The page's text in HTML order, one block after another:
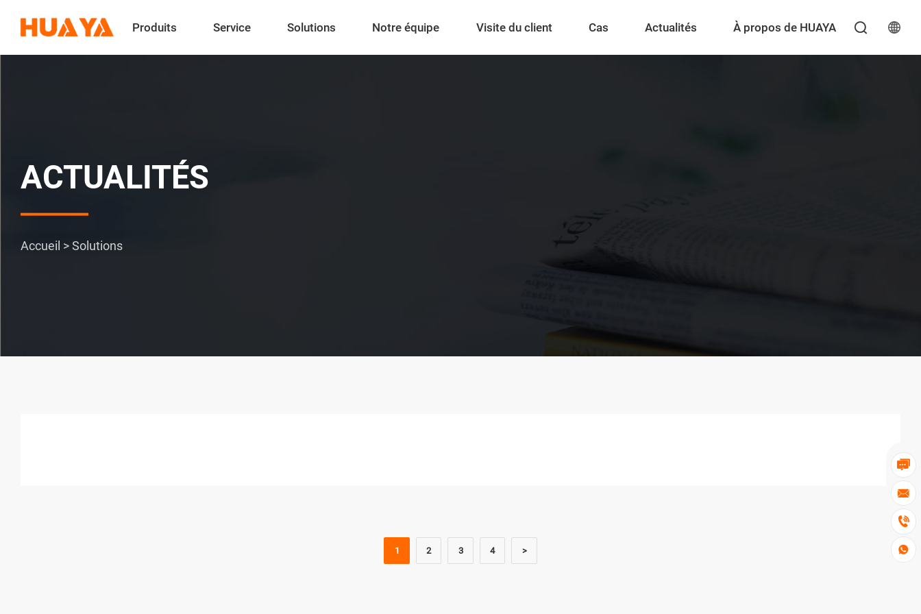
Produits Service Solutions Notre équipe Visite du client Cas Actualités À propos de HUAYA 




ACTUALITÉS
Accueil >Solutions
1 2 3 4 >